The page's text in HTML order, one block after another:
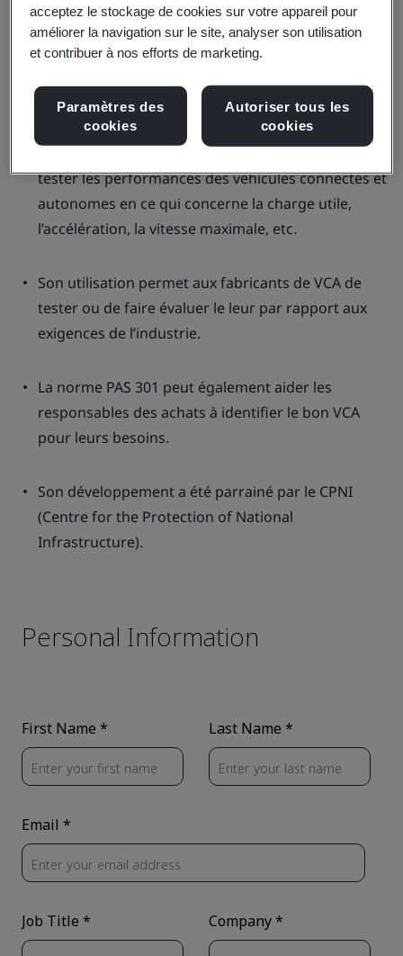
La norme PAS 301 explique en détail comment
tester les performances des véhicules connectés et
autonomes en ce qui concerne la charge utile,
l’accélération, la vitesse maximale, etc.
Son utilisation permet aux fabricants de VCA de
tester ou de faire évaluer le leur par rapport aux
exigences de l’industrie.
La norme PAS 301 peut également aider les
responsables des achats à identifier le bon VCA
pour leurs besoins.
Son développement a été parrainé par le CPNI
(Centre for the Protection of National
Infrastructure).
acceptez le stockage de cookies sur votre appareil pour
améliorer la navigation sur le site, analyser son utilisation
et contribuer à nos efforts de marketing.
Paramètres des
cookies
Autoriser tous les
cookies